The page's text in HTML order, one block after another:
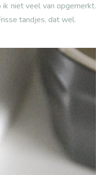
niet veel van opgemerkt.
tandjes, dat wel.